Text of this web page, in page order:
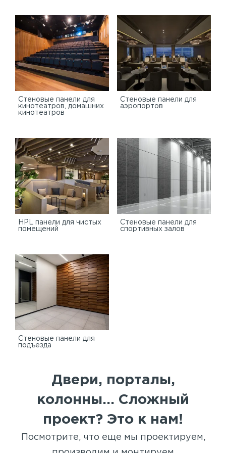
Стеновые панели для
кинотеатров, домашних
кинотеатров
Стеновые панели для
аэропортов
HPL панели для чистых
помещений
Стеновые панели для
спортивных залов
Стеновые панели для
подъезда
Двери, порталы,
колонны... Сложный
проект? Это к нам!
Посмотрите, что еще мы проектируем,